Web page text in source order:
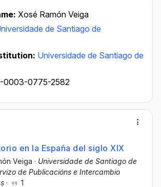
Xosé Ramón Veiga
de Santiago de
Universidade de Santiago de
0003-0775-2582
en la España del siglo XIX
Veiga · Universidade de Santiago de
de Publicacións e Intercambio
· 1